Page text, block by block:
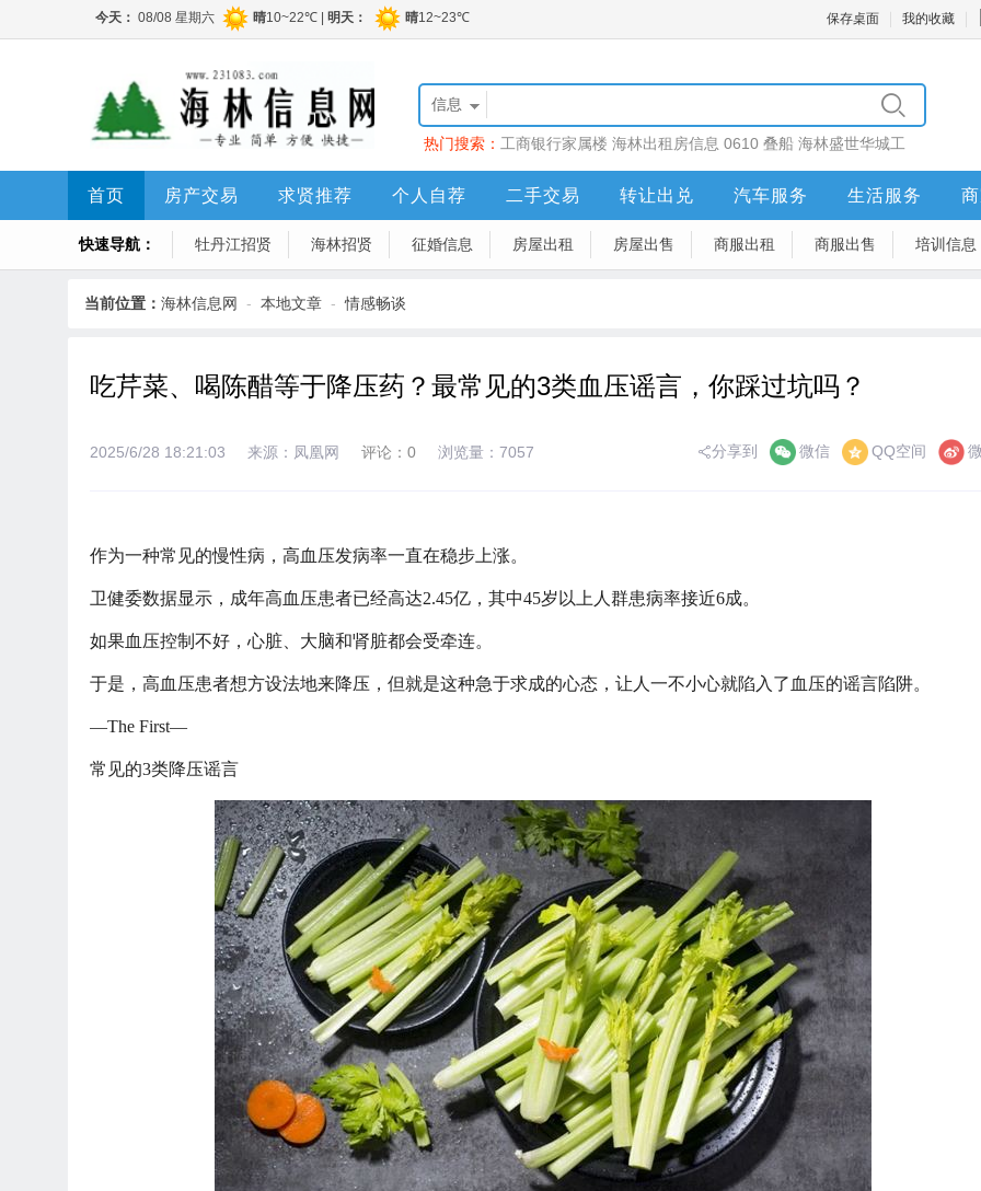
保存桌面 我的收藏
信息
热门搜索： 工商银行家属楼 海林出租房信息 0610 叠船 海林盛世华城工
程顶账房
首页 房产交易 求贤推荐 个人自荐 二手交易 转让出兑 汽车服务 生活服务
快速导航： 牡丹江招贤 海林招贤 征婚信息 房屋出租 房屋出售 商服出租 商服出售 培训信息
当前位置： 海林信息网 - 本地文章 -情感畅谈
吃芹菜、喝陈醋等于降压药？最常见的3类血压谣言，你踩过坑吗？
2025/6/28 18:21:03 来源：凤凰网 评论：0 浏览量：7057 分享到 微信 QQ空间
作为一种常见的慢性病，高血压发病率一直在稳步上涨。
卫健委数据显示，成年高血压患者已经高达2.45亿，其中45岁以上人群患病率接近6成。
如果血压控制不好，心脏、大脑和肾脏都会受牵连。
于是，高血压患者想方设法地来降压，但就是这种急于求成的心态，让人一不小心就陷入了血压的谣言陷阱。
—The First—
常见的3类降压谣言